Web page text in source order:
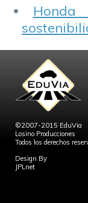
Honda
©2007-2015 EduVia
Losino Producciones
Todos los derechos
Design By
JPLnet